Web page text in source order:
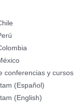
conferencias y cursos
(Español)
(English)